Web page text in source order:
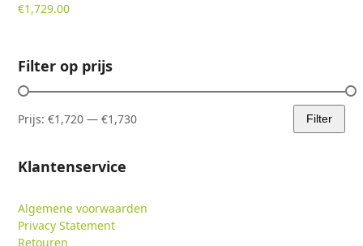
€1,729.00
Filter op prijs
Min.
Max.
Filter
Prijs:€1,720 —€1,730
Klantenservice
Algemene voorwaarden
Privacy Statement
Retouren